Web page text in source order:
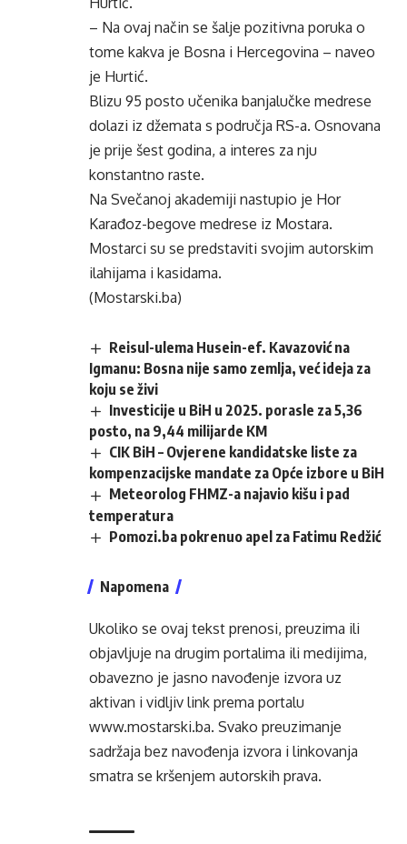
– Na ovaj način se šalje pozitivna poruka o
tome kakva je Bosna i Hercegovina – naveo
je Hurtić.
Blizu 95 posto učenika banjalučke medrese
dolazi iz džemata s područja RS-a. Osnovana
je prije šest godina, a interes za nju
konstantno raste.
Na Svečanoj akademiji nastupio je Hor
Karađoz-begove medrese iz Mostara.
Mostarci su se predstaviti svojim autorskim
ilahijama i kasidama.
(Mostarski.ba)
Reisul-ulema Husein-ef. Kavazović na
Igmanu: Bosna nije samo zemlja, već ideja za
koju se živi
Investicije u BiH u 2025. porasle za 5,36
posto, na 9,44 milijarde KM
CIK BiH – Ovjerene kandidatske liste za
kompenzacijske mandate za Opće izbore u BiH
Meteorolog FHMZ-a najavio kišu i pad
temperatura
Pomozi.ba pokrenuo apel za Fatimu Redžić
Napomena
Ukoliko se ovaj tekst prenosi, preuzima ili
objavljuje na drugim portalima ili medijima,
obavezno je jasno navođenje izvora uz
aktivan i vidljiv link prema portalu
www.mostarski.ba. Svako preuzimanje
sadržaja bez navođenja izvora i linkovanja
smatra se kršenjem autorskih prava.